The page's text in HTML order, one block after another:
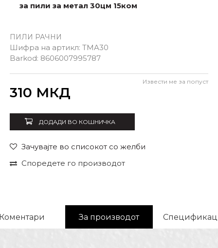
ПИЛИ РАЧНИ
Шифра на артикл: TMA30
Barkod: 8606007995787
за пили за метал 30цм 15ком
310 МКД
Извести ме за попуст
ДОДАДИ ВО КОШНИЧКА
Зачувајте во списокот со желби
Споредете го производот
За производот